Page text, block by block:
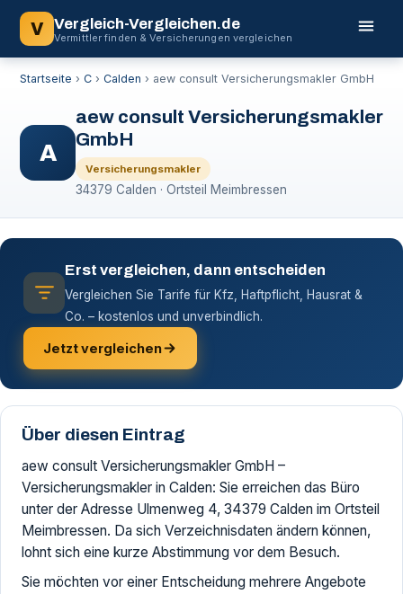
V Vergleich-Vergleichen.de
Vermittler finden & Versicherungen vergleichen
Startseite › C › Calden › aew consult Versicherungsmakler GmbH
A
aew consult Versicherungsmakler
GmbH
Versicherungsmakler
34379 Calden · Ortsteil Meimbressen
Erst vergleichen, dann entscheiden
Vergleichen Sie Tarife für Kfz, Haftpflicht, Hausrat &
Co. – kostenlos und unverbindlich.
Jetzt vergleichen
Über diesen Eintrag
aew consult Versicherungsmakler GmbH –
Versicherungsmakler in Calden: Sie erreichen das Büro
unter der Adresse Ulmenweg 4, 34379 Calden im Ortsteil
Meimbressen. Da sich Verzeichnisdaten ändern können,
lohnt sich eine kurze Abstimmung vor dem Besuch.
Sie möchten vor einer Entscheidung mehrere Angebote